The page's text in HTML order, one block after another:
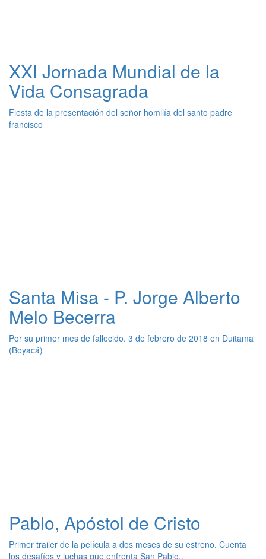
XXI Jornada Mundial de la
Vida Consagrada
Fiesta de la presentación del señor homilía del santo padre
francisco
Santa Misa - P. Jorge Alberto
Melo Becerra
Por su primer mes de fallecido. 3 de febrero de 2018 en Duitama
(Boyacá)
Pablo, Apóstol de Cristo
Primer trailer de la película a dos meses de su estreno. Cuenta
los desafíos y luchas que enfrenta San Pablo..